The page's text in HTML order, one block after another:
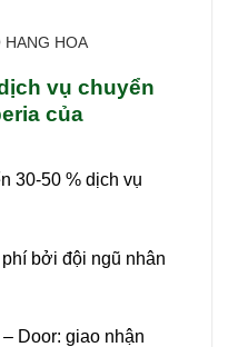
HANG HOA
vụ chuyển
của
30-50 % dịch vụ
bởi đội ngũ nhân
Door: giao nhận